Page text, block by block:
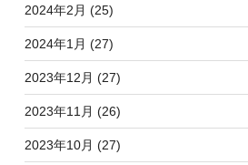
2024年2月 (25)
2024年1月 (27)
2023年12月 (27)
2023年11月 (26)
2023年10月 (27)